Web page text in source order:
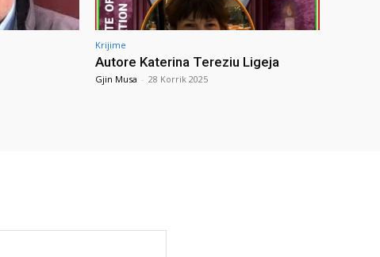
Krijime
Autore Katerina Tereziu Ligeja
Gjin Musa - 28 Korrik 2025